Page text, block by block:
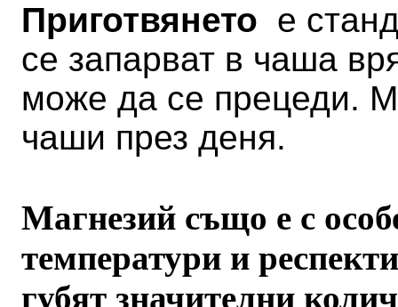
Приготвянето е
се запарват в чаша
може да се прецеди.
чаши през деня.
Магнезий също е с
температури и
губят значителни